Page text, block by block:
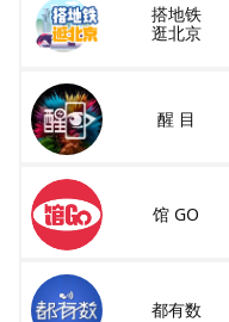
搭地铁
逛北京
醒 目
馆 GO
都有数